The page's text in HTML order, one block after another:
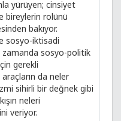
yürüyen; cinsiyet
bireylerin rolünü
bakıyor.
sosyo-iktisadi
zamanda sosyo-politik
gerekli
da neler
sihirli bir değnek gibi
neleri
veriyor.